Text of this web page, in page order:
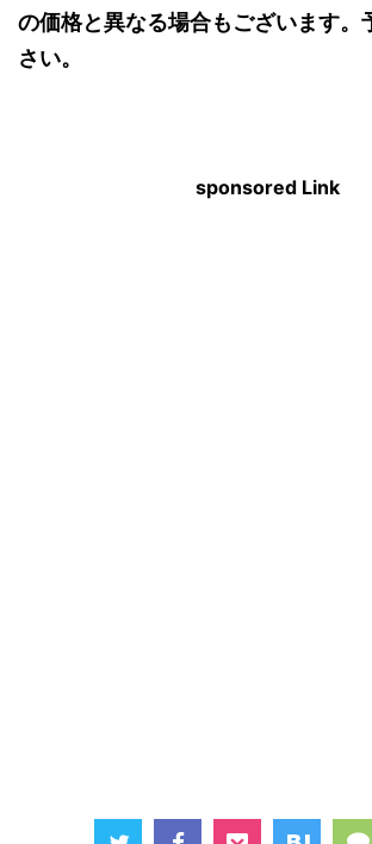
の価格と異なる場合もございます。
さい。
sponsored Link